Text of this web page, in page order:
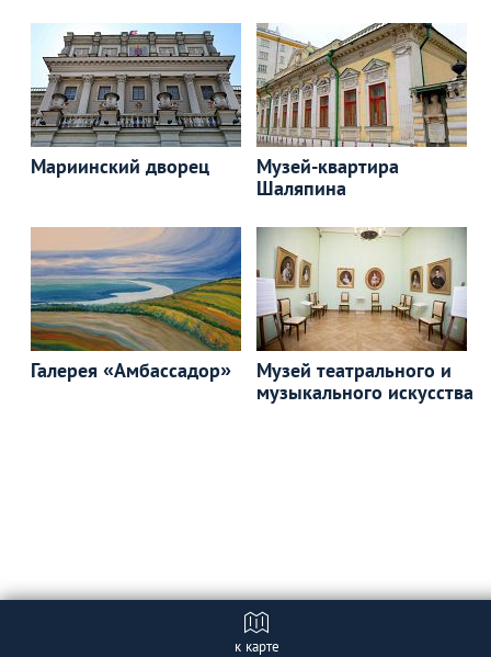
Мариинский дворец
Музей-квартира
Шаляпина
Галерея «Амбассадор»
Музей театрального и
музыкального искусства
к карте